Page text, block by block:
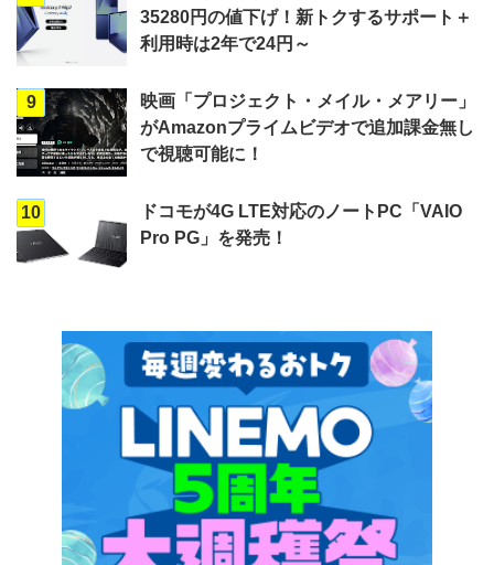
35280円の値下げ！新トクするサポート＋
利用時は2年で24円～
9
映画「プロジェクト・メイル・メアリー」
がAmazonプライムビデオで追加課金無し
で視聴可能に！
10
ドコモが4G LTE対応のノートPC「VAIO
Pro PG」を発売！